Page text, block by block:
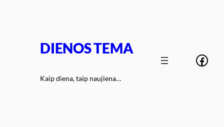
DIENOS TEMA
Kaip diena, taip naujiena…